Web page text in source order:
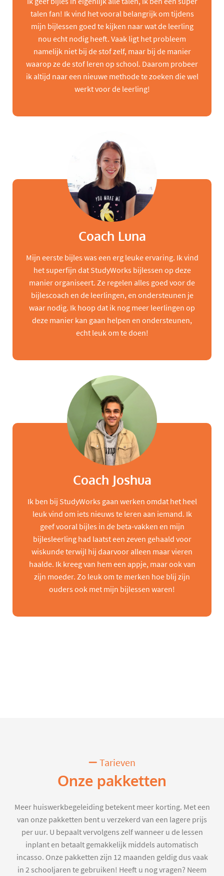
talen fan! Ik vind het vooral belangrijk om tijdens
mijn bijlessen goed te kijken naar wat de leerling
nou echt nodig heeft. Vaak ligt het probleem
namelijk niet bij de stof zelf, maar bij de manier
waarop ze de stof leren op school. Daarom probeer
ik altijd naar een nieuwe methode te zoeken die wel
werkt voor de leerling!
Coach Luna
Mijn eerste bijles was een erg leuke ervaring. Ik vind
het superfijn dat StudyWorks bijlessen op deze
manier organiseert. Ze regelen alles goed voor de
bijlescoach en de leerlingen, en ondersteunen je
waar nodig. Ik hoop dat ik nog meer leerlingen op
deze manier kan gaan helpen en ondersteunen,
echt leuk om te doen!
Coach Joshua
Ik ben bij StudyWorks gaan werken omdat het heel
leuk vind om iets nieuws te leren aan iemand. Ik
geef vooral bijles in de beta-vakken en mijn
bijlesleerling had laatst een zeven gehaald voor
wiskunde terwijl hij daarvoor alleen maar vieren
haalde. Ik kreeg van hem een appje, maar ook van
zijn moeder. Zo leuk om te merken hoe blij zijn
ouders ook met mijn bijlessen waren!
Tarieven
Onze pakketten
Meer huiswerkbegeleiding betekent meer korting. Met een
van onze pakketten bent u verzekerd van een lagere prijs
per uur. U bepaalt vervolgens zelf wanneer u de lessen
inplant en betaalt gemakkelijk middels automatisch
incasso. Onze pakketten zijn 12 maanden geldig dus vaak
in 2 schooljaren te gebruiken! Heeft u nog vragen? Neem